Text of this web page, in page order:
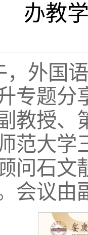
办教
外国
专题分
教授、
范大学
问石文
会议由